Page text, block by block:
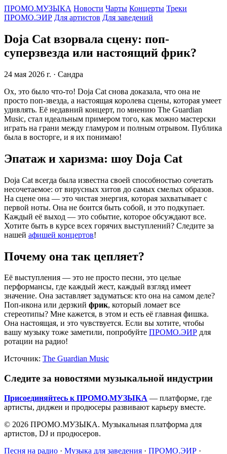
ПРОМО.МУЗЫКА Новости Чарты Концерты Треки
ПРОМО.ЭИР Для артистов Для заведений
Doja Cat взорвала сцену: поп-
суперзвезда или настоящий фрик?
24 мая 2026 г. · Сандра
Ох, это было что-то! Doja Cat снова доказала, что она не
просто поп-звезда, а настоящая королева сцены, которая умеет
удивлять. Её недавний концерт, по мнению The Guardian
Music, стал идеальным примером того, как можно мастерски
играть на грани между гламуром и полным отрывом. Публика
была в восторге, и я их понимаю!
Эпатаж и харизма: шоу Doja Cat
Doja Cat всегда была известна своей способностью сочетать
несочетаемое: от вирусных хитов до самых смелых образов.
На сцене она — это чистая энергия, которая захватывает с
первой ноты. Она не боится быть собой, и это подкупает.
Каждый её выход — это событие, которое обсуждают все.
Хотите быть в курсе всех горячих выступлений? Следите за
нашей афишей концертов!
Почему она так цепляет?
Её выступления — это не просто песни, это целые
перформансы, где каждый жест, каждый взгляд имеет
значение. Она заставляет задуматься: кто она на самом деле?
Поп-икона или дерзкий фрик, который ломает все
стереотипы? Мне кажется, в этом и есть её главная фишка.
Она настоящая, и это чувствуется. Если вы хотите, чтобы
вашу музыку тоже заметили, попробуйте ПРОМО.ЭИР для
ротации на радио!
Источник: The Guardian Music
Следите за новостями музыкальной индустрии
Присоединяйтесь к ПРОМО.МУЗЫКА — платформе, где
артисты, диджеи и продюсеры развивают карьеру вместе.
© 2026 ПРОМО.МУЗЫКА. Музыкальная платформа для
артистов, DJ и продюсеров.
Песня на радио · Музыка для заведения · ПРОМО.ЭИР ·